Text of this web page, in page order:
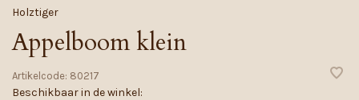
Holztiger
Appelboom klein
Artikelcode: 80217
Beschikbaar in de winkel: